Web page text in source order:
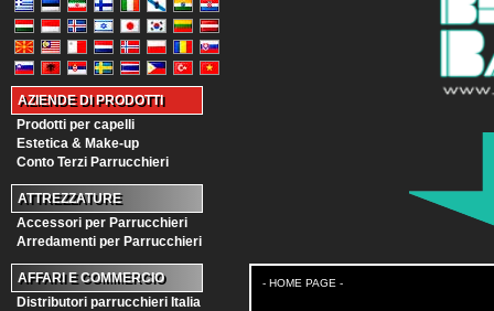
AZIENDE DI PRODOTTI
Prodotti per capelli
Estetica & Make-up
Conto Terzi Parrucchieri
ATTREZZATURE
Accessori per Parrucchieri
Arredamenti per Parrucchieri
AFFARI E COMMERCIO
Distributori parrucchieri Italia
- HOME PAGE -